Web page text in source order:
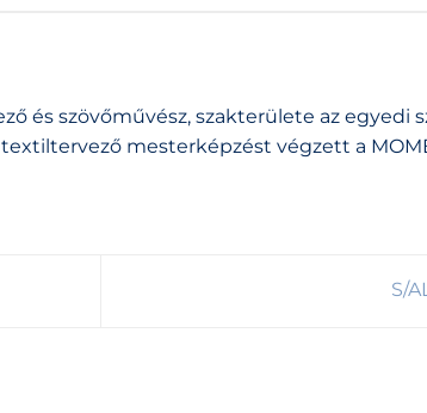
és szövőművész, szakterülete az egyedi
mesterképzést végzett a
S/